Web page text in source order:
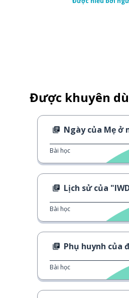
Được khuyên
Ngày của Mẹ ở
Bài học
Lịch sử của
Bài học
Phụ huynh của đứa
Bài học